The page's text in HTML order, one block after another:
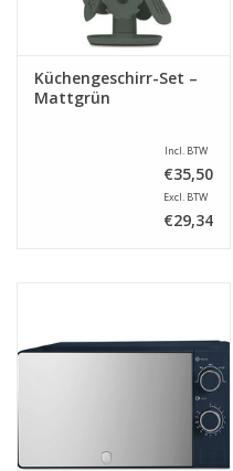
Küchengeschirr-Set –
Mattgrün
Incl. BTW
€35,50
Excl. BTW
€29,34